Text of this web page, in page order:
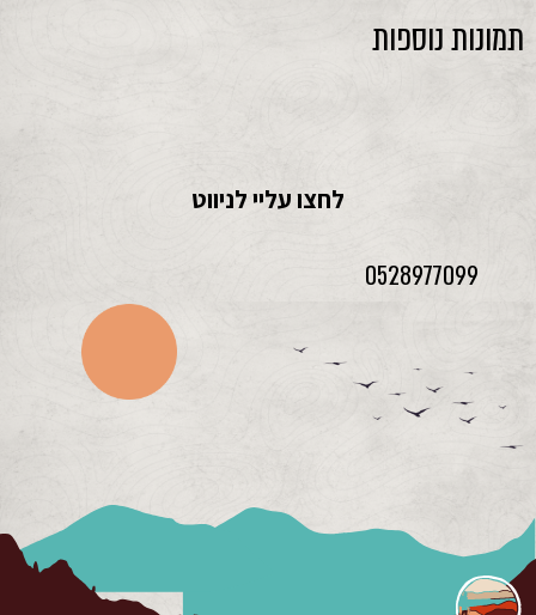
תמונות נוספות
לחצו עליי לניווט
0528977099